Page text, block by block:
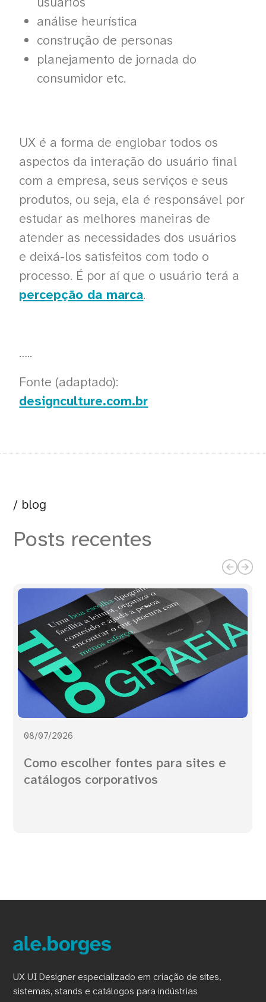
análise heurística
construção de personas
planejamento de jornada do
consumidor etc.
UX é a forma de englobar todos os
aspectos da interação do usuário final
com a empresa, seus serviços e seus
produtos, ou seja, ela é responsável por
estudar as melhores maneiras de
atender as necessidades dos usuários
e deixá-los satisfeitos com todo o
processo. É por aí que o usuário terá a
percepção da marca.
…..
Fonte (adaptado):
designculture.com.br
/ blog
Posts recentes
08/07/2026
Como escolher fontes para sites e
catálogos corporativos
UX UI Designer especializado em criação de sites,
sistemas, stands e catálogos para indústrias